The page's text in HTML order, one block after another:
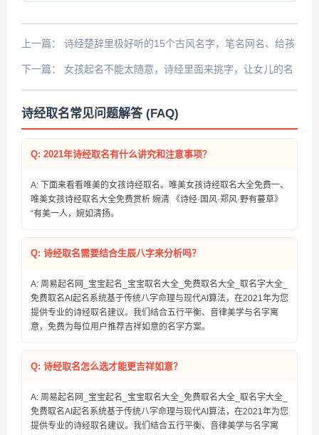
上一篇： 诗经楚辞里极好听的15个古风名字，笔名网名、给孩
子起名再不用愁
下一篇： 女孩起名不能太随意，诗经里面来挑字，让女儿的名
字好听又有寓意
诗经取名常见问题解答 (FAQ)
Q: 2021年诗经取名有什么讲究和注意事项？
A: 下面来看看唯美的女孩诗经取名。唯美女孩诗经取名大全免费一、
唯美女孩诗经取名大全免费赏析 婉清 《诗经·国风·郑风·野有蔓草》
“有美一人，婉如清扬。
Q: 诗经取名需要结合生辰八字来分析吗？
A: 周易起名网_宝宝起名_宝宝取名大全_免费取名大全_取名字大全_
免费取名AI起名系统基于传统八字命理与现代AI算法，在2021年为您
提供专业的诗经取名建议。我们结合五行平衡、音律美学与名字寓
意，免费为每位用户推荐吉祥如意的名字方案。
Q: 诗经取名怎么选才能更吉祥如意？
A: 周易起名网_宝宝起名_宝宝取名大全_免费取名大全_取名字大全_
免费取名AI起名系统基于传统八字命理与现代AI算法，在2021年为您
提供专业的诗经取名建议。我们结合五行平衡、音律美学与名字寓